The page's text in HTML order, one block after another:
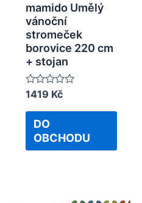
mamido Umělý
vánoční
stromeček
borovice 220 cm
+ stojan
Rated
out
1419 Kč
DO
OBCHODU